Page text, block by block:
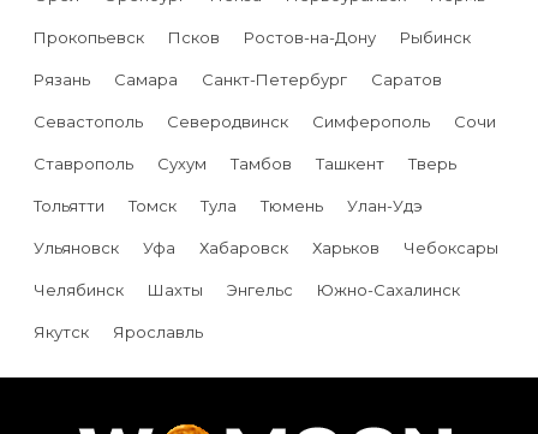
Прокопьевск Псков Ростов-на-Дону Рыбинск
Рязань Самара Санкт-Петербург Саратов
Севастополь Северодвинск Симферополь Сочи
Ставрополь Сухум Тамбов Ташкент Тверь
Тольятти Томск Тула Тюмень Улан-Удэ
Ульяновск Уфа Хабаровск Харьков Чебоксары
Челябинск Шахты Энгельс Южно-Сахалинск
Якутск Ярославль